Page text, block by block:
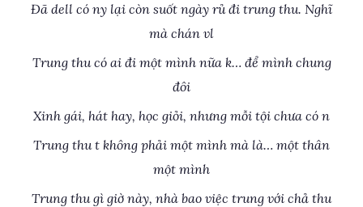
Đã dell có ny lại còn suốt ngày rủ đi trung thu. Nghĩ
mà chán vl
Trung thu có ai đi một mình nữa k… để mình chung
đôi
Xinh gái, hát hay, học giỏi, nhưng mỗi tội chưa có n
Trung thu t không phải một mình mà là… một thân
một mình
Trung thu gì giờ này, nhà bao việc trung với chả thu